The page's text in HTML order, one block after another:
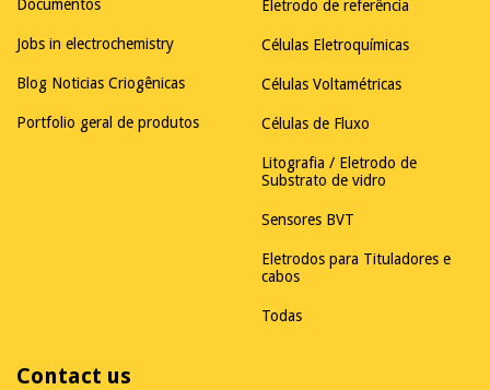
Documentos
Jobs in electrochemistry
Blog Noticias Criogênicas
Portfolio geral de produtos
Eletrodo de referência
Células Eletroquímicas
Células Voltamétricas
Células de Fluxo
Litografia / Eletrodo de
Substrato de vidro
Sensores BVT
Eletrodos para Tituladores e
cabos
Todas
Contact us